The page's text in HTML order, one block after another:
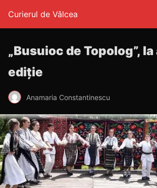
Curierul de Vâlcea
„Busuioc de Topolog”, la
ediție
Anamaria Constantinescu